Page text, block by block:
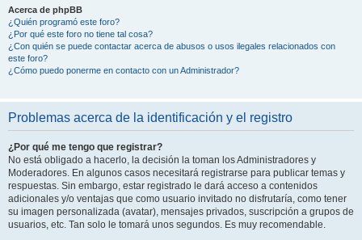
Acerca de phpBB
¿Quién programó este foro?
¿Por qué este foro no tiene tal cosa?
¿Con quién se puede contactar acerca de abusos o usos ilegales relacionados con
este foro?
¿Cómo puedo ponerme en contacto con un Administrador?
Problemas acerca de la identificación y el registro
¿Por qué me tengo que registrar?
No está obligado a hacerlo, la decisión la toman los Administradores y
Moderadores. En algunos casos necesitará registrarse para publicar temas y
respuestas. Sin embargo, estar registrado le dará acceso a contenidos
adicionales y/o ventajas que como usuario invitado no disfrutaría, como tener
su imagen personalizada (avatar), mensajes privados, suscripción a grupos de
usuarios, etc. Tan solo le tomará unos segundos. Es muy recomendable.